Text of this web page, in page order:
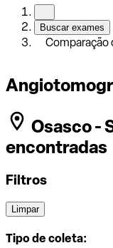
Buscar exames
Comparação
Osasco -
encontradas
Filtros
Limpar
Tipo de coleta: